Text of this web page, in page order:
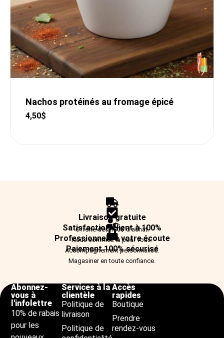
Nachos protéinés au fromage épicé
4,50$
Livraison gratuite
Offerte dès 100$ d’achat.
Satisfaction client à 100%
Nous sommes là pour vous.
Professionnels à votre écoute
Accompagnement personnalisé.
Paiement 100% sécurisé
Magasiner en toute confiance.
Accès
rapides
Boutique
Prendre
rendez-vous
Services à la
clientèle
Politique de
livraison
Politique de
Abonnez-
vous à
l'infolettre
10% de rabais
pour les